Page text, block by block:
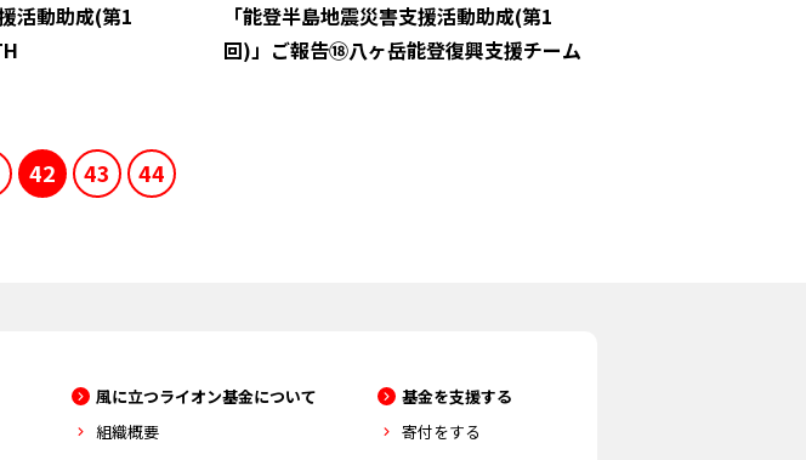
活動助成(第1
「能登半島地震災害支援活動助成(第1
回)」ご報告⑱八ヶ岳能登復興支援チーム
42 43 44
風に立つライオン基金について
組織概要
基金を支援する
寄付をする